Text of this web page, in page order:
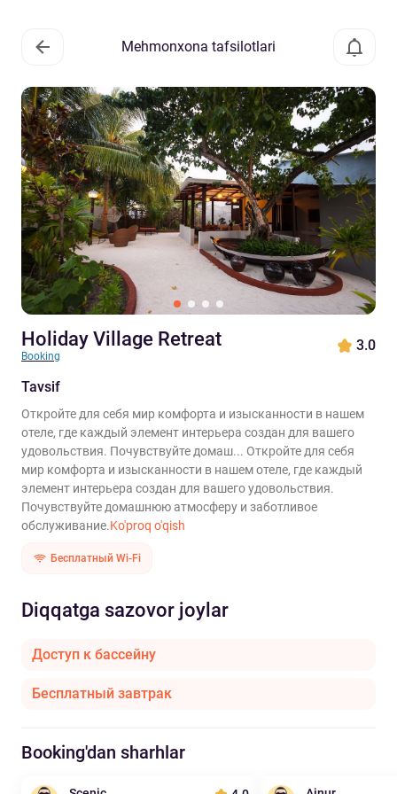
Mehmonxona tafsilotlari
Holiday Village Retreat
Booking
3.0
Tavsif
Откройте для себя мир комфорта и изысканности в нашем
отеле, где каждый элемент интерьера создан для вашего
удовольствия. Почувствуйте домаш... Откройте для себя
мир комфорта и изысканности в нашем отеле, где каждый
элемент интерьера создан для вашего удовольствия.
Почувствуйте домашнюю атмосферу и заботливое
обслуживание.Ko'proq o'qish
Бесплатный Wi-Fi
Diqqatga sazovor joylar
Доступ к бассейну
Бесплатный завтрак
Booking'dan sharhlar